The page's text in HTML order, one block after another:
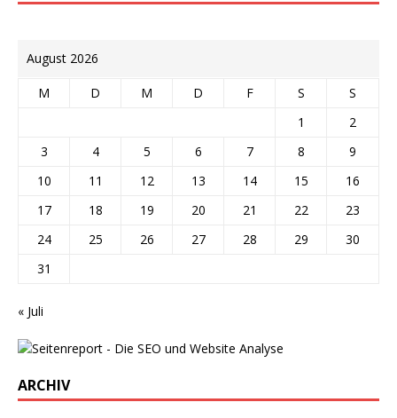
August 2026
M D M D F S
S
1
2
3
4 5 6 7 8
9
10
11 12 13 14 15
16
17
18 19 20 21 22
23
24
25 26 27 28 29
30
31
« Juli
ARCHIV